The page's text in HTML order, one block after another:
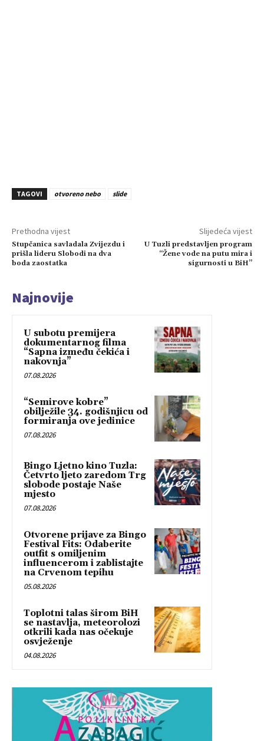
TAGOVI otvoreno nebo slide
Prethodna vijest
Stupčanica savladala Zvijezdu i
prišla lideru Slobodi na dva
boda zaostatka
Slijedeća vijest
U Tuzli predstavljen program
“Žene vode na putu mira i
sigurnosti u BiH”
Najnovije
U subotu premijera
dokumentarnog filma
“Sapna između čekića i
nakovnja”
07.08.2026
“Semirove kobre”
obilježile 34. godišnjicu od
formiranja ove jedinice
07.08.2026
Bingo Ljetno kino Tuzla:
Četvrto ljeto zaredom Trg
slobode postaje Naše
mjesto
07.08.2026
Otvorene prijave za Bingo
Festival Fits: Odaberite
outfit s omiljenim
influencerom i zablistajte
na Crvenom tepihu
05.08.2026
Toplotni talas širom BiH
se nastavlja, meteorolozi
otkrili kada nas očekuje
osvježenje
04.08.2026